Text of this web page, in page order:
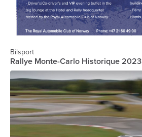
Bilsport
Rallye Monte-Carlo Historique 2023